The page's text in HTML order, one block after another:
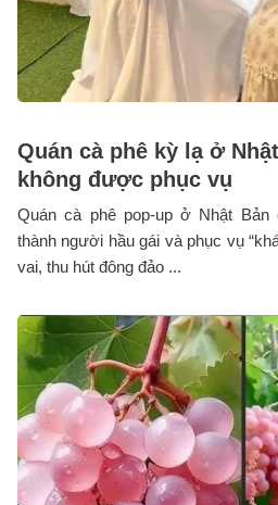
Quán cà phê kỳ lạ ở
không được phục vụ
Quán cà phê pop-up ở Nhật Bản
thành người hầu gái và phục vụ
vai, thu hút đông đảo ...